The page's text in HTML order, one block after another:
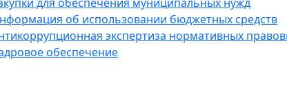
об использовании бюджетных средств
экспертиза нормативных
обеспечение